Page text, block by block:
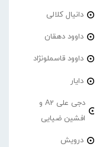
دانیال کلالی
داوود دهقان
داوود قاسملونژاد
دایار
دجی علی A2 و
افشین ضیایی
درویش